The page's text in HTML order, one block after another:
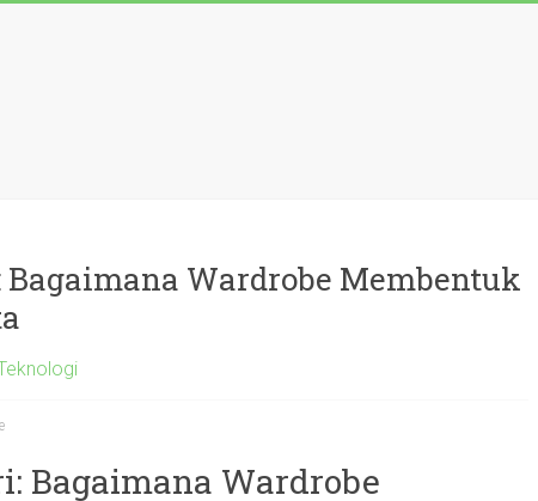
Wardrobe Membentuk
Bagaimana Wardrobe